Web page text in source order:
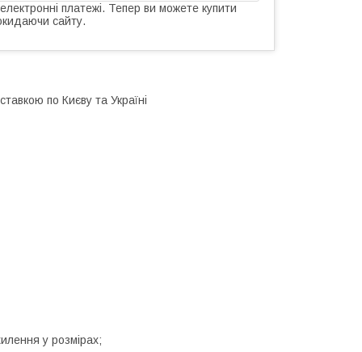
платежі. Тепер ви можете купити
сайту.
по Києву та Україні
у розмірах;